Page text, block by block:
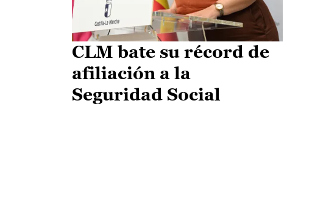
CLM bate su récord de
afiliación a la
Seguridad Social